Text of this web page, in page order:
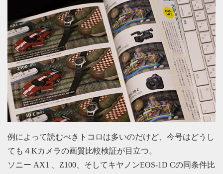
例によって読むべきトコロは多いのだけど、今号はどうし
ても４Kカメラの画質比較検証が目立つ。
ソニー AX1 、Z100、そしてキヤノンEOS-1D Cの同条件比